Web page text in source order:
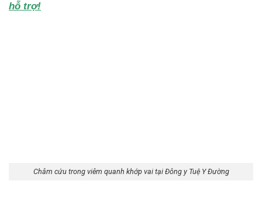
hỗ trợ!
Châm cứu trong viêm quanh khớp vai tại Đông y Tuệ Y Đường